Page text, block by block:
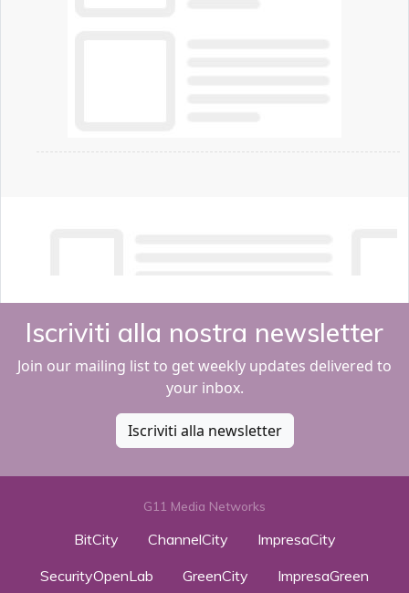
Iscriviti alla nostra newsletter
Join our mailing list to get weekly updates delivered to
your inbox.
Iscriviti alla newsletter
G11 Media Networks
BitCity ChannelCity
ImpresaCity
SecurityOpenLab
GreenCity
ImpresaGreen